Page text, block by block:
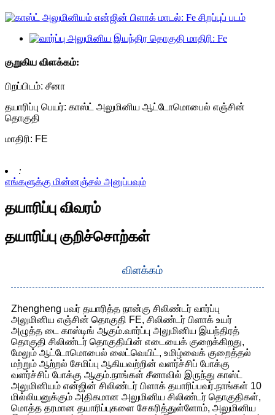
குறுகிய விளக்கம்:
பிறப்பிடம்: சீனா
தயாரிப்பு பெயர்: காஸ்ட் அலுமினிய ஆட்டோமொபைல் எஞ்சின்
தொகுதி
மாதிரி: FE
:
எங்களுக்கு மின்னஞ்சல் அனுப்பவும்
தயாரிப்பு விவரம்
தயாரிப்பு குறிச்சொற்கள்
விளக்கம்
Zhengheng பவர் தயாரித்த நான்கு சிலிண்டர் வார்ப்பு
அலுமினிய எஞ்சின் தொகுதி FE, சிலிண்டர் பிளாக் உயர்
அழுத்த டை காஸ்டிங் ஆகும்.வார்ப்பு அலுமினிய இயந்திரத்
தொகுதி சிலிண்டர் தொகுதியின் எடையைக் குறைக்கிறது,
மேலும் ஆட்டோமொபைல் லைட்வெயிட், உமிழ்வைக் குறைத்தல்
மற்றும் ஆற்றல் சேமிப்பு ஆகியவற்றின் வளர்ச்சிப் போக்கு
வளர்ச்சிப் போக்கு ஆகும்.நாங்கள் சீனாவில் இருந்து காஸ்ட்
அலுமினியம் என்ஜின் சிலிண்டர் பிளாக் தயாரிப்பவர்.நாங்கள் 10
மில்லியனுக்கும் அதிகமான அலுமினிய சிலிண்டர் தொகுதிகள்,
மொத்த தரமான தயாரிப்புகளை சேகரித்துள்ளோம், அலுமினிய